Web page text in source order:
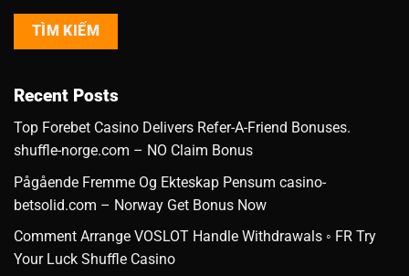
TÌM KIẾM
Recent Posts
Top Forebet Casino Delivers Refer-A-Friend Bonuses.
shuffle-norge.com – NO Claim Bonus
Pågående Fremme Og Ekteskap Pensum casino-
betsolid.com – Norway Get Bonus Now
Comment Arrange VOSLOT Handle Withdrawals ◦ FR Try
Your Luck Shuffle Casino